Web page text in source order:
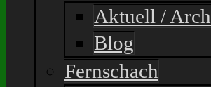
Aktuell /
Blog
Fernschach